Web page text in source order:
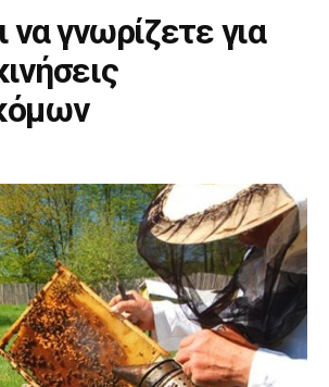
να γνωρίζετε για